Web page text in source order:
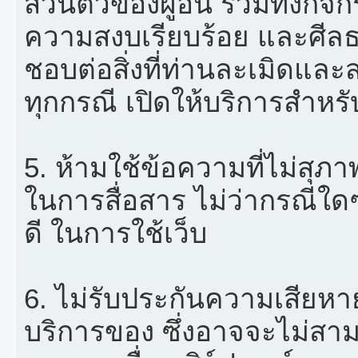
ความสงบเรียบร้อย และศี
ชอบต่อสิ่งที่ท่านละเมิดและ
ทุกกรณี เปิดให้บริการสำห
5. ห้ามใช้ข้อความที่ไม่สุภ
ในการสื่อสาร ไม่ว่ากรณีใ
ดี ในการใช้เว็บ
6. ไม่รับประกันความเสียห
บริการของ ซึ่งอาจจะไม่สา